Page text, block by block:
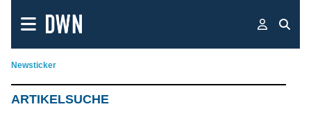
Newsticker
ARTIKELSUCHE